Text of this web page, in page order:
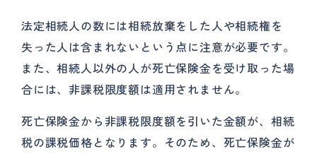
法定相続人の数には相続放棄をした人や相続権を
失った人は含まれないという点に注意が必要です。
また、相続人以外の人が死亡保険金を受け取った場
合には、非課税限度額は適用されません。
死亡保険金から非課税限度額を引いた金額が、相続
税の課税価格となります。そのため、死亡保険金が